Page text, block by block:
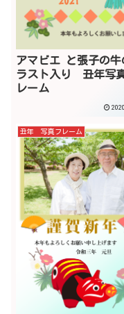
アマビエ と張子の牛
ラスト入り 丑年写
レーム
丑年 写真フレーム